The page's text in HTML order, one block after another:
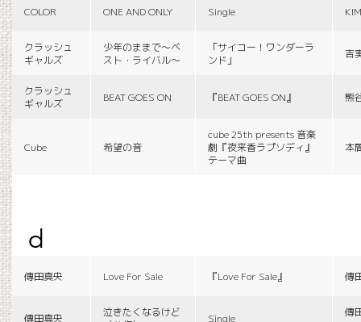
COLOR ONE AND ONLY Single
クラッシュ
ギャルズ
少年のままで〜ベ
スト・ライバル〜
「サイコー！ワンダーラ
ンド」
吉
クラッシュ
ギャルズ
BEAT GOES ON 『BEAT GOES ON』 熊
Cube 希望の音
cube 25th presents 音楽
劇『夜来香ラプソディ』
テーマ曲
本
d
傳田真央 Love For Sale 『Love For Sale』 傳
傳田真央
泣きたくなるけど
Single
傳